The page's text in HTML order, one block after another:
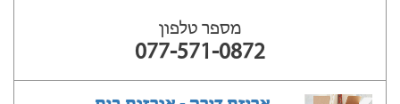
מספר טלפון
077-571-0872